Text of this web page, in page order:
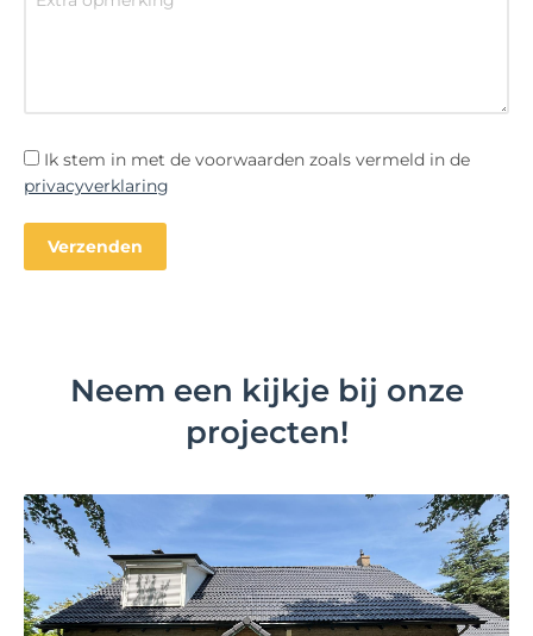
Ik stem in met de voorwaarden zoals vermeld in de
privacyverklaring
Neem een kijkje bij onze
projecten!